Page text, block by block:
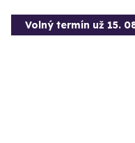
Volný termín už 15.